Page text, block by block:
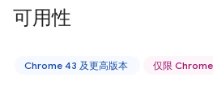
可用性
Chrome 43 及更高版本 仅限